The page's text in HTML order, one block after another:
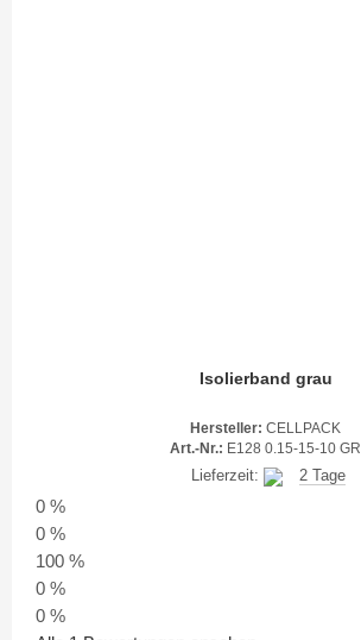
Isolierband grau
Hersteller: CELLPACK
Art.-Nr.: E128 0.15-15-10 GR
Lieferzeit: 2 Tage
0 %
0 %
100 %
0 %
0 %